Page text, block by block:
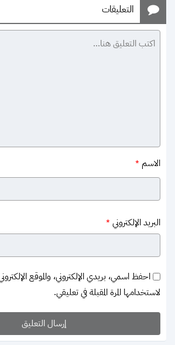
التعليقات
الاسم *
البريد الإلكتروني *
احفظ اسمي، بريدي الإلكتروني، والموقع
لاستخدامها المرة المقبلة في تعليقي.